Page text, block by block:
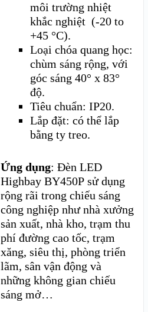
môi trường nhiệt
khắc nghiệt (-20 to
+45 °C).
Loại chóa quang học:
chùm sáng rộng, với
góc sáng 40° x 83°
độ.
Tiêu chuẩn: IP20.
Lắp đặt: có thể lắp
bằng ty treo.
Ứng dụng: Đèn LED
Highbay BY450P sử dụng
rộng rãi trong chiếu sáng
công nghiệp như nhà xưởng
sản xuất, nhà kho, trạm thu
phí đường cao tốc, trạm
xăng, siêu thị, phòng triển
lãm, sân vận động và
những không gian chiếu
sáng mở…